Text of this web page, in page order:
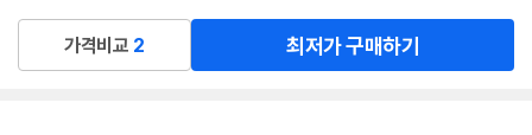
가격비교 2 최저가 구매하기